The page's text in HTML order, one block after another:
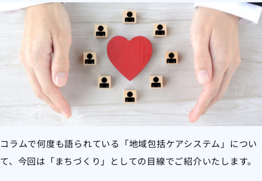
コラムで何度も語られている「地域包括ケアシステム」につい
て、今回は「まちづくり」としての目線でご紹介いたします。